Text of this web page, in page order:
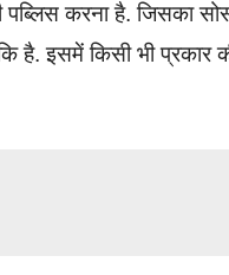
करना है. जिसका
है. इसमें किसी भी प्रकार